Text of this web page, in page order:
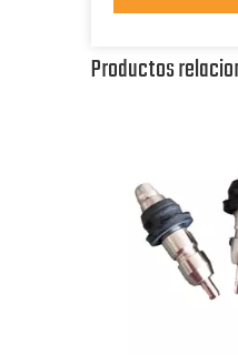
Productos